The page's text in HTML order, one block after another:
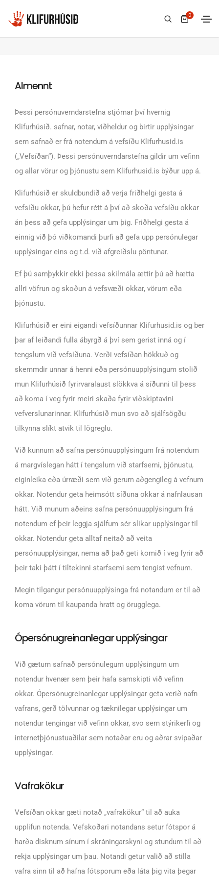
0
Persónuverndarstefna
Almennt
Þessi persónuverndarstefna stjórnar því hvernig
Klifurhúsið. safnar, notar, viðheldur og birtir upplýsingar
sem safnað er frá notendum á vefsíðu Klifurhusid.is
(„Vefsíðan“). Þessi persónuverndarstefna gildir um vefinn
og allar vörur og þjónustu sem Klifurhusid.is býður upp á.
Klifurhúsið er skuldbundið að verja friðhelgi gesta á
vefsíðu okkar, þú hefur rétt á því að skoða vefsíðu okkar
án þess að gefa upplýsingar um þig. Friðhelgi gesta á
einnig við þó viðkomandi þurfi að gefa upp persónulegar
upplýsingar eins og t.d. við afgreiðslu pöntunar.
Ef þú samþykkir ekki þessa skilmála ættir þú að hætta
allri vöfrun og skoðun á vefsvæði okkar, vörum eða
þjónustu.
Klifurhúsið er eini eigandi vefsíðunnar Klifurhusid.is og ber
þar af leiðandi fulla ábyrgð á því sem gerist inná og í
tengslum við vefsíðuna. Verði vefsíðan hökkuð og
skemmdir unnar á henni eða persónuupplýsingum stolið
mun Klifurhúsið fyrirvaralaust slökkva á síðunni til þess
að koma í veg fyrir meiri skaða fyrir viðskiptavini
vefverslunarinnar. Klifurhúsið mun svo að sjálfsögðu
tilkynna slíkt atvik til lögreglu.
Við kunnum að safna persónuupplýsingum frá notendum
á margvíslegan hátt í tengslum við starfsemi, þjónustu,
eiginleika eða úrræði sem við gerum aðgengileg á vefnum
okkar. Notendur geta heimsótt síðuna okkar á nafnlausan
hátt. Við munum aðeins safna persónuupplýsingum frá
notendum ef þeir leggja sjálfum sér slíkar upplýsingar til
okkar. Notendur geta alltaf neitað að veita
persónuupplýsingar, nema að það geti komið í veg fyrir að
þeir taki þátt í tiltekinni starfsemi sem tengist vefnum.
Megin tilgangur persónuupplýsinga frá notandum er til að
koma vörum til kaupanda hratt og örugglega.
Ópersónugreinanlegar upplýsingar
Við gætum safnað persónulegum upplýsingum um
notendur hvenær sem þeir hafa samskipti við vefinn
okkar. Ópersónugreinanlegar upplýsingar geta verið nafn
vafrans, gerð tölvunnar og tæknilegar upplýsingar um
notendur tengingar við vefinn okkar, svo sem stýrikerfi og
internetþjónustuaðilar sem notaðar eru og aðrar svipaðar
upplýsingar.
Vafrakökur
Vefsíðan okkar gæti notað „vafrakökur“ til að auka
upplifun notenda. Vefskoðari notandans setur fótspor á
harða disknum sínum í skráningarskyni og stundum til að
rekja upplýsingar um þau. Notandi getur valið að stilla
vafra sinn til að hafna fótsporum eða láta þig vita þegar